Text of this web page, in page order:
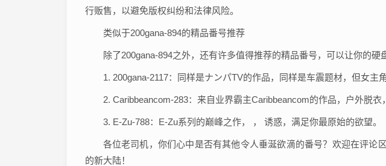
行贩售，以避免版权纠纷和法律风险。
类似于200gana-894的精品番号推荐
除了200gana-894之外，还有许多值得推荐的精品番号，可以让你的硬
1. 200gana-2117：同样是ナンパTV的作品，同样是车震题材，但女主
2. Caribbeancom-283：来自业界霸主Caribbeancom的作品，户外脱衣
3. E-Zu-788：E-Zu系列的巅峰之作， ， 诱惑，满足你最原始的欲望。
各位老司机，你们心中是否有其他令人垂涎欲滴的番号？欢迎在评论
的新大陆！